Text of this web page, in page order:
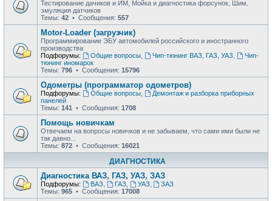
Тестирование дачиков и ИМ, Мойка и диагностика форсунок, Шим,
эмуляция датчиков
Темы: 42 • Сообщения: 557
Motor-Loader (загрузчик)
Программирование ЭБУ автомобилей российского и иностранного
производства
Подфорумы:
Общие вопросы, Чип-тюнинг ВАЗ, ГАЗ, УАЗ
Чип-
тюнинг иномарок
Темы: 796 • Сообщения: 15796
Одометры (программатор одометров)
Подфорумы: Общие вопросы,
Демонтаж и разборка приборных
панелей
Темы: 141 • Сообщения: 1708
Помощь новичкам
Отвечаем на вопросы новичков и не забываем, что сами ими были не
так давно...
Темы: 872 • Сообщения: 16021
ДИАГНОСТИКА
Диагностика ВАЗ, ГАЗ, УАЗ, ЗАЗ
Подфорумы: ВАЗ ГАЗ УАЗ
ЗАЗ
Темы: 965 • Сообщения: 17008